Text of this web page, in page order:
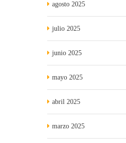
agosto 2025
julio 2025
junio 2025
mayo 2025
abril 2025
marzo 2025